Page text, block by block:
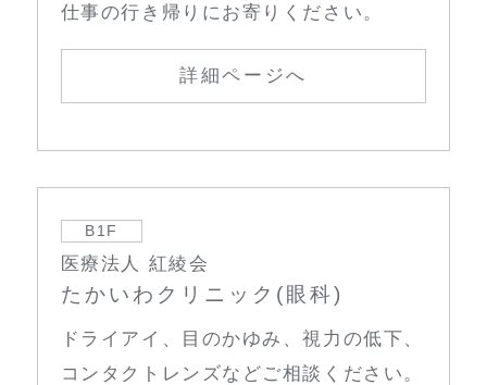
仕事の行き帰りにお寄りください。
詳細ページへ
B1F
医療法人 紅綾会
たかいわクリニック(眼科)
ドライアイ、目のかゆみ、視力の低下、
コンタクトレンズなどご相談ください。